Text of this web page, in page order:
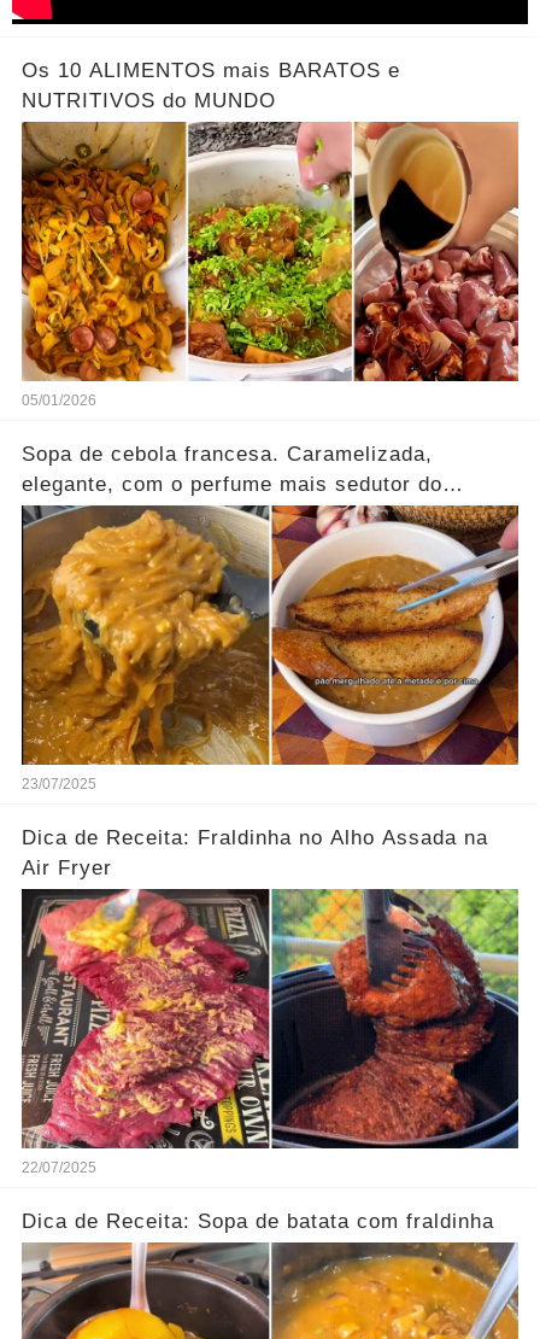
Os 10 ALIMENTOS mais BARATOS e
NUTRITIVOS do MUNDO
05/01/2026
Sopa de cebola francesa. Caramelizada,
elegante, com o perfume mais sedutor do
inverno.
23/07/2025
Dica de Receita: Fraldinha no Alho Assada na
Air Fryer
22/07/2025
Dica de Receita: Sopa de batata com fraldinha